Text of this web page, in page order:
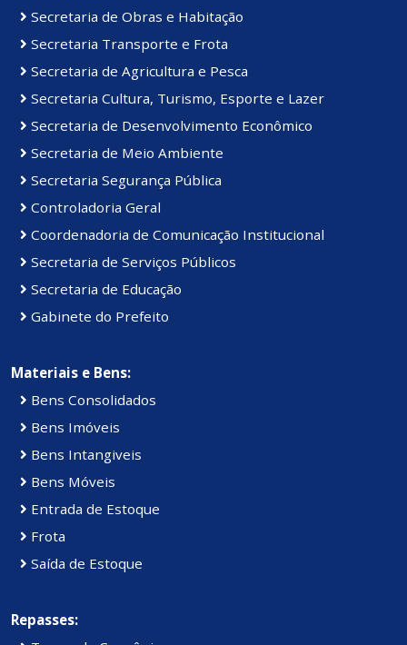
Secretaria de Obras e Habitação
Secretaria Transporte e Frota
Secretaria de Agricultura e Pesca
Secretaria Cultura, Turismo, Esporte e Lazer
Secretaria de Desenvolvimento Econômico
Secretaria de Meio Ambiente
Secretaria Segurança Pública
Controladoria Geral
Coordenadoria de Comunicação Institucional
Secretaria de Serviços Públicos
Secretaria de Educação
Gabinete do Prefeito
Materiais e Bens:
Bens Consolidados
Bens Imóveis
Bens Intangiveis
Bens Móveis
Entrada de Estoque
Frota
Saída de Estoque
Repasses: